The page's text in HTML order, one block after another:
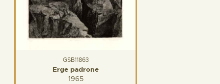
GSB11863
Erge padrone
1965